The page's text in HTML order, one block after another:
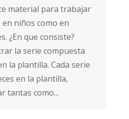
material para trabajar
niños como en
¿En que consiste?
la serie compuesta
la plantilla. Cada serie
en la plantilla,
tantas como...